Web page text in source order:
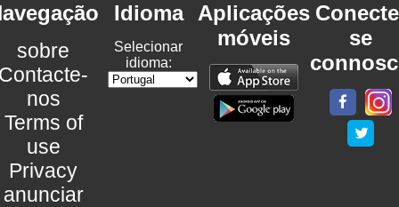
sobre
nos
Terms of
use
Privacy
anunciar
Idioma
Selecionar
idioma:
Aplicações
móveis
se